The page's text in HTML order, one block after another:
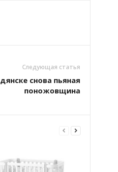
Следующая статья
снова пьяная
поножовщина